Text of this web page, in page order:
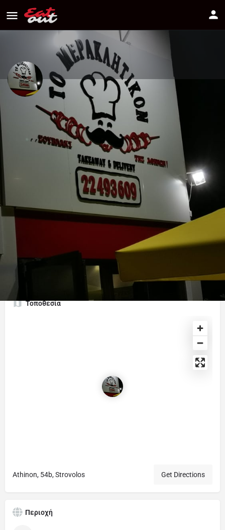
ΤΟ ΜΕΡΑΚΛΗΤΙΚΟΝ ΣΟΥΒΛΑΚΙ
ΤΗΣ ΑΘΗΝΩΝ
Διεύθυνση
​Athinon, 54b, Strovolos Πως να πάτε
Αξιολογήσεις 0
Οδηγίες Κοινοποίηση Κάντε μία
Σουβλάκι - Γκριλ / Souvlaki - Grill
Τοποθεσία
​Athinon, 54b, Strovolos Get Directions
Περιοχή